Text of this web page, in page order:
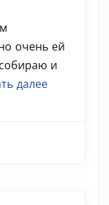
очень ей
и
далее